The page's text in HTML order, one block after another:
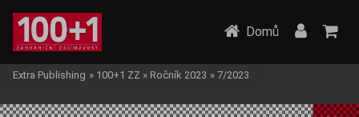
Domů
Extra Publishing » 100+1 ZZ » Ročník 2023 » 7/2023